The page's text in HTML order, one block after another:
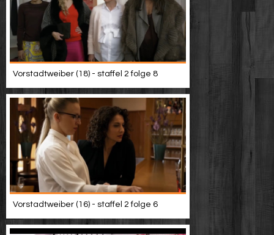
Vorstadtweiber (18) - staffel 2 folge 8
Vorstadtweiber (16) - staffel 2 folge 6